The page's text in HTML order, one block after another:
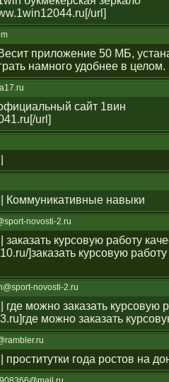
url]
приложение 50 МБ,
намного удобнее в целом.
сайт 1вин
url]
Коммуникативные навыки
novosti-2.ru
курсовую работу
]заказать курсовую работу
novosti-2.ru
можно заказать курсовую
можно заказать
года ростов на